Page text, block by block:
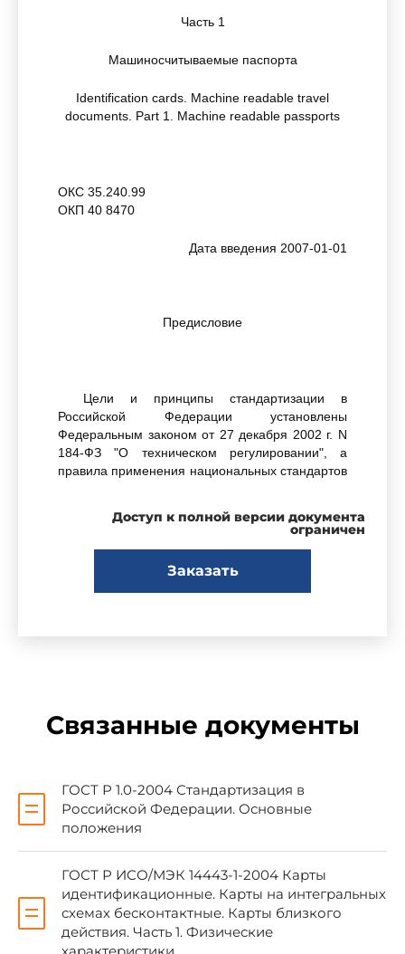
Часть 1
Машиносчитываемые паспорта
Identification cards. Machine readable travel
documents. Part 1. Machine readable passports
ОКС 35.240.99
ОКП 40 8470
Дата введения 2007-01-01
Предисловие
Цели и принципы стандартизации в
Российской Федерации установлены
Федеральным законом от 27 декабря 2002 г. N
184-ФЗ "О техническом регулировании", а
правила применения национальных стандартов
Основные положения"
Сведения о стандарте
1 ПОДГОТОВЛЕН Федеральным
комитетом по стандартизации ТК 22
стандартов, указанных в пункте 4
стандартизации ТК 22 "Информационные
технологии"
3 УТВЕРЖДЕН И ВВЕДЕН В ДЕЙСТВИЕ
Приказом Федерального агентства по
Доступ к полной версии документа
ограничен
Заказать
Связанные документы
ГОСТ Р 1.0-2004 Стандартизация в
Российской Федерации. Основные
положения
ГОСТ Р ИСО/МЭК 14443-1-2004 Карты
идентификационные. Карты на интегральных
схемах бесконтактные. Карты близкого
действия. Часть 1. Физические